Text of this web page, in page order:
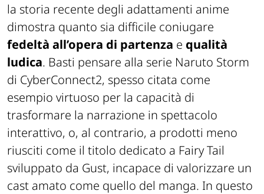
la storia recente degli adattamenti anime
dimostra quanto sia difficile coniugare
fedeltà all’opera di partenza e qualità
ludica. Basti pensare alla serie Naruto Storm
di CyberConnect2, spesso citata come
esempio virtuoso per la capacità di
trasformare la narrazione in spettacolo
interattivo, o, al contrario, a prodotti meno
riusciti come il titolo dedicato a Fairy Tail
sviluppato da Gust, incapace di valorizzare un
cast amato come quello del manga. In questo